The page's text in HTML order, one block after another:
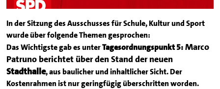
In der Sitzung des Ausschusses für Schule, Kultur und Sport
wurde über folgende Themen gesprochen:
Das Wichtigste gab es unterTagesordnungspunkt 5:Marco
Patruno berichtet über den Stand der neuen
Stadthalle, aus baulicher und inhaltlicher Sicht. Der
Kostenrahmen ist nur geringfügig überschritten worden.